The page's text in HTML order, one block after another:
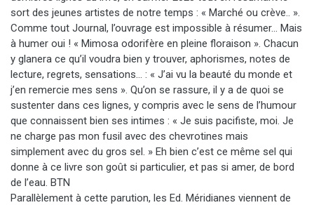
sort des jeunes artistes de notre temps : « Marché ou crève.. ».
Comme tout Journal, l’ouvrage est impossible à résumer… Mais
à humer oui ! « Mimosa odorifère en pleine floraison ». Chacun
y glanera ce qu’il voudra bien y trouver, aphorismes, notes de
lecture, regrets, sensations… : « J’ai vu la beauté du monde et
j’en remercie mes sens ». Qu’on se rassure, il y a de quoi se
sustenter dans ces lignes, y compris avec le sens de l’humour
que connaissent bien ses intimes : « Je suis pacifiste, moi. Je
ne charge pas mon fusil avec des chevrotines mais
simplement avec du gros sel. » Eh bien c’est ce même sel qui
donne à ce livre son goût si particulier, et pas si amer, de bord
de l’eau. BTN
Parallèlement à cette parution, les Ed. Méridianes viennent de